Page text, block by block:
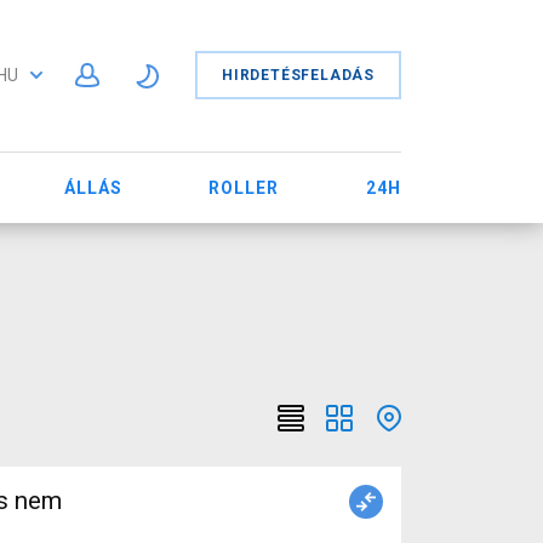
HIRDETÉSFELADÁS
ÁLLÁS ROLLER 24H